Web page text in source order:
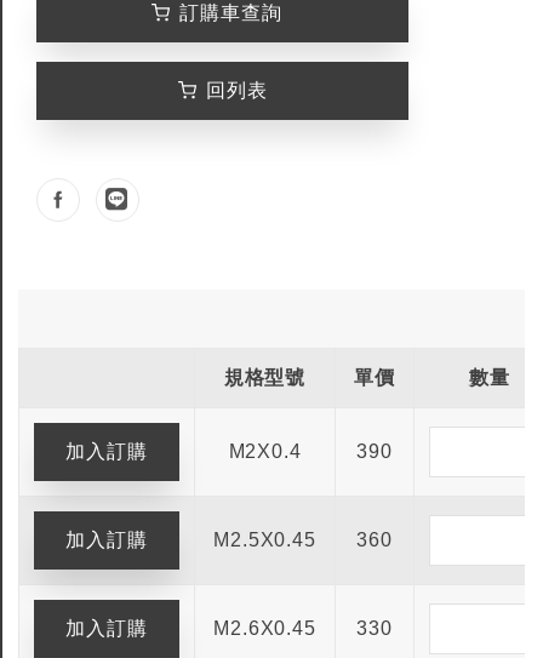
訂購車查詢
回列表
規格型號 單價 數量
M2X0.4 390
M2.5X0.45 360
M2.6X0.45 330